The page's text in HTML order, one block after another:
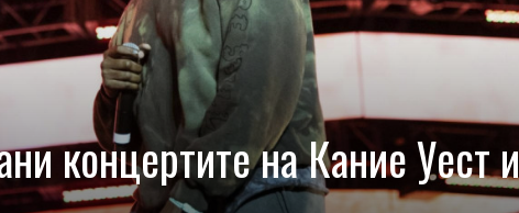
концертите на Кание Уест и